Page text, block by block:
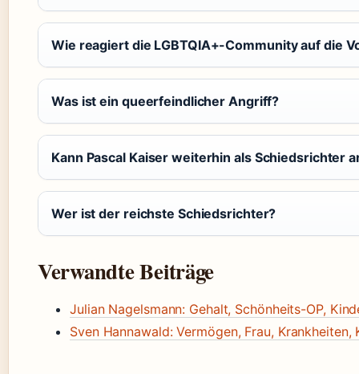
Wie reagiert die LGBTQIA+-Community auf die
Was ist ein queerfeindlicher Angriff?
Kann Pascal Kaiser weiterhin als Schiedsrichter
Wer ist der reichste Schiedsrichter?
Verwandte Beiträge
Julian Nagelsmann: Gehalt, Schönheits-OP,
Sven Hannawald: Vermögen, Frau, Krankheiten,